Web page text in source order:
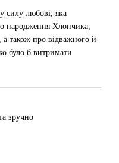
силу любові, яка
народження Хлопчика,
також про відважного й
було б витримати
зручно